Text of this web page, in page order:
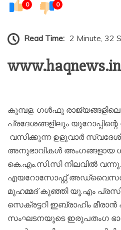
0 0
Read Time: 2 Minute, 32
www.haqnews.in
കുമ്പള: ഗൾഫു
പ്രദേശങ്ങളിലും
വസിക്കുന്ന ഉളുവാർ
അനുഭാവികൾ
കെ.എം.സി.സി നിലവിൽ
എയറോസോഫ്റ്റ് അഡ്വൈസറി
മുഹമ്മദ് കുഞ്ഞി യൂ.എം
സെക്രട്ടറി ഇബ്രാഹിം
സംഘടനയുടെ ഇരുപതംഗ